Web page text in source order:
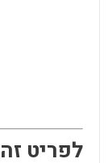
לפריט זה